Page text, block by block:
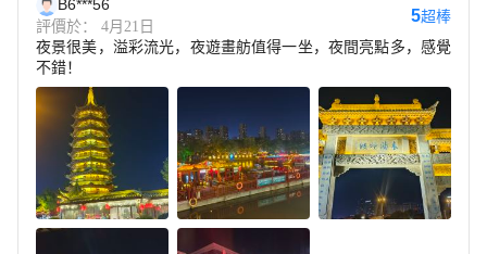
B6***56
評價於： 4月21日
5超棒
夜景很美，溢彩流光，夜遊畫舫值得一坐，夜間亮點多，感覺
不錯！